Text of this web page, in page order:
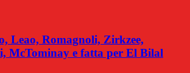
Leao, Romagnoli, Zirkzee,
McTominay e fatta per El Bilal